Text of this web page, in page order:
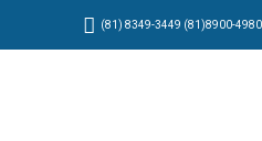
(81) 8349-3449 (81)8900-4980